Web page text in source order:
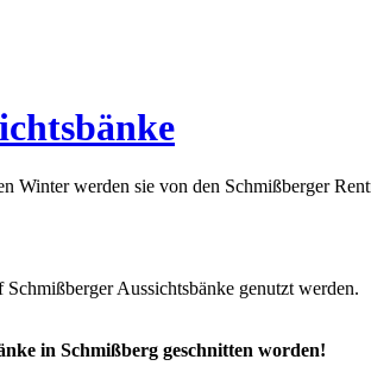
Winter werden sie von den Schmißberger
Aussichtsbänke genutzt werden.
in Schmißberg geschnitten worden!